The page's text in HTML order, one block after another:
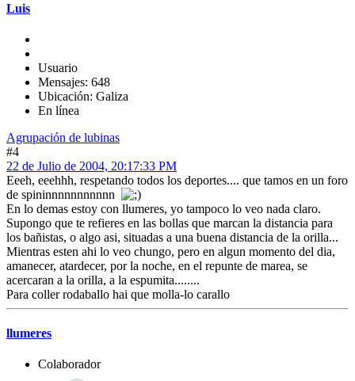
Luis
Usuario
Mensajes: 648
Ubicación: Galiza
En línea
Agrupación de lubinas
#4
22 de Julio de 2004, 20:17:33 PM
Eeeh, eeehhh, respetando todos los deportes.... que tamos en un foro
de spininnnnnnnnnnn
En lo demas estoy con llumeres, yo tampoco lo veo nada claro.
Supongo que te refieres en las bollas que marcan la distancia para
los bañistas, o algo asi, situadas a una buena distancia de la orilla...
Mientras esten ahi lo veo chungo, pero en algun momento del dia,
amanecer, atardecer, por la noche, en el repunte de marea, se
acercaran a la orilla, a la espumita........
Para coller rodaballo hai que molla-lo carallo
llumeres
Colaborador